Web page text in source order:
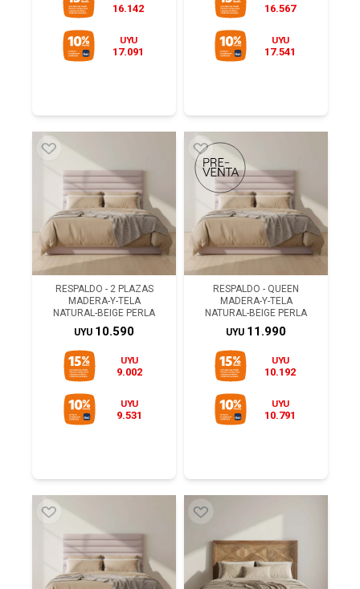
16.142
UYU
17.091
16.567
UYU
17.541
RESPALDO - 2 PLAZAS
MADERA-Y-TELA
NATURAL-BEIGE PERLA
UYU 10.590
UYU
9.002
UYU
9.531
RESPALDO - QUEEN
MADERA-Y-TELA
NATURAL-BEIGE PERLA
UYU 11.990
UYU
10.192
UYU
10.791